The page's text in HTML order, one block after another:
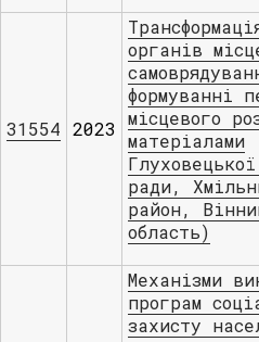
31554 2023
органів
формуванні
місцевого
матеріалами
ради,
район,
область)
Механізми
програм
захисту